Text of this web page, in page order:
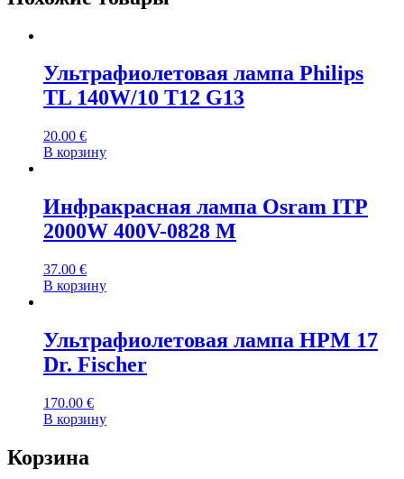
Ультрафиолетовая лампа Philips
TL 140W/10 T12 G13
20.00 €
В корзину
Инфракрасная лампа Osram ITP
2000W 400V-0828 M
37.00 €
В корзину
Ультрафиолетовая лампа HPM 17
Dr. Fischer
170.00 €
В корзину
Корзина